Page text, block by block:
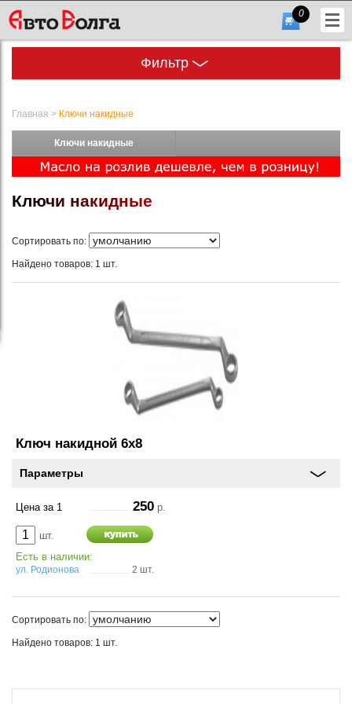
+7
(831)
432-
56-
56
сервисное обслуживание
Шины и диски
Автоэлектроника
Запчасти
Масла
0
Фильтр
Главная > Ключи накидные
Ключи накидные
Ключи накидные
Сортировать по:
Найдено товаров: 1 шт.
Ключ накидной 6х8
Параметры
Цена за 1 250 р.
шт.
Есть в наличии:
ул. Родионова 2 шт.
Сортировать по:
Найдено товаров: 1 шт.